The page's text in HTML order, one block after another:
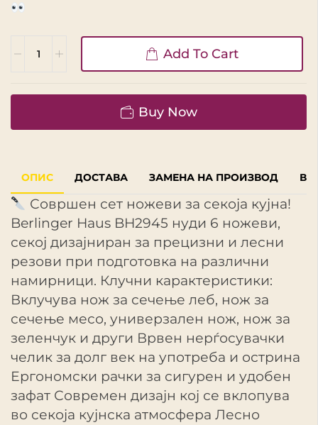
Add To Cart
Buy Now
ОПИС ДОСТАВА ЗАМЕНА НА ПРОИЗВОД
Совршен сет ножеви за секоја кујна!
Berlinger Haus BH2945 нуди 6 ножеви,
секој дизајниран за прецизни и лесни
резови при подготовка на различни
намирници. Клучни карактеристики:
Вклучува нож за сечење леб, нож за
сечење месо, универзален нож, нож за
зеленчук и други Врвен нерѓосувачки
челик за долг век на употреба и острина
Ергономски рачки за сигурен и удобен
зафат Современ дизајн кој се вклопува
во секоја кујнска атмосфера Лесно